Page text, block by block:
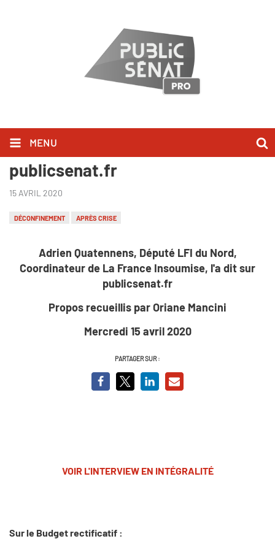
MENU
Adrien Quatennens l'a dit sur
publicsenat.fr
15 AVRIL 2020
DÉCONFINEMENT APRÈS CRISE
Adrien Quatennens, Député LFI du Nord,
Coordinateur de La France Insoumise, l'a dit sur
publicsenat.fr
Propos recueillis par Oriane Mancini
Mercredi 15 avril 2020
PARTAGER SUR :
VOIR L'INTERVIEW EN INTÉGRALITÉ
Sur le Budget rectificatif :